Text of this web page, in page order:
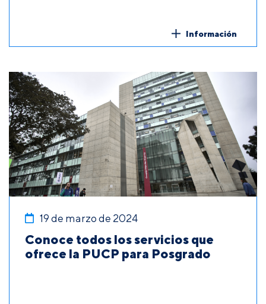
Información
19 de marzo de 2024
Conoce todos los servicios que
ofrece la PUCP para Posgrado